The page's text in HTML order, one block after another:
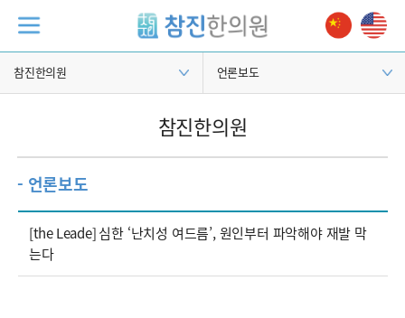
참진한의원 언론보도
참진한의원
- 언론보도
[the Leade] 심한 ‘난치성 여드름’, 원인부터 파악해야 재발 막
는다